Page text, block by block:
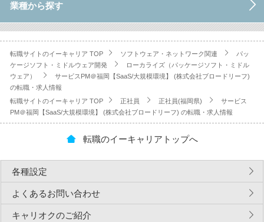
業種から探す
転職サイトのイーキャリア TOP ソフトウェア・ネットワーク関連
パッ
ケージソフト・ミドルウェア開発
ローカライズ（パッケージソフト・ミドル
ウェア）
サービスPM＠福岡【SaaS/大規模環境】 (株式会社ブロードリーフ)
の転職・求人情報
転職サイトのイーキャリア TOP
正社員 正社員(福岡県)
サービス
PM＠福岡【SaaS/大規模環境】 (株式会社ブロードリーフ) の転職・求人情報
転職のイーキャリアトップへ
各種設定
よくあるお問い合わせ
キャリオクのご紹介